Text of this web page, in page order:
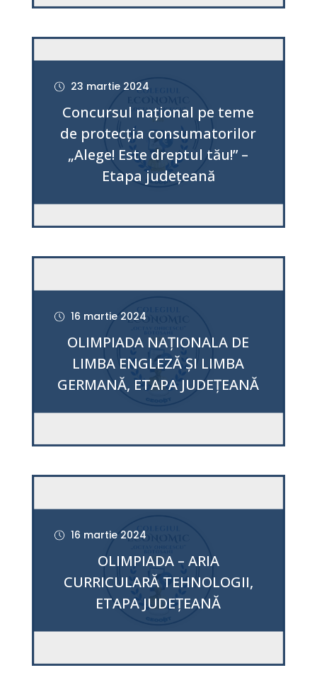
23 martie 2024
Concursul național pe teme
de protecția consumatorilor
„Alege! Este dreptul tău!” –
Etapa judeţeană
16 martie 2024
OLIMPIADA NAȚIONALA DE
LIMBA ENGLEZĂ ȘI LIMBA
GERMANĂ, ETAPA JUDEŢEANĂ
16 martie 2024
OLIMPIADA – ARIA
CURRICULARĂ TEHNOLOGII,
ETAPA JUDEȚEANĂ